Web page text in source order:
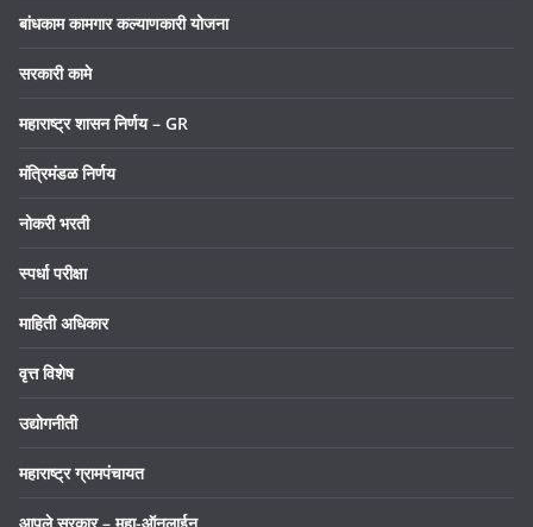
बांधकाम कामगार कल्याणकारी योजना
सरकारी कामे
महाराष्ट्र शासन निर्णय – GR
मंत्रिमंडळ निर्णय
नोकरी भरती
स्पर्धा परीक्षा
माहिती अधिकार
वृत्त विशेष
उद्योगनीती
महाराष्ट्र ग्रामपंचायत